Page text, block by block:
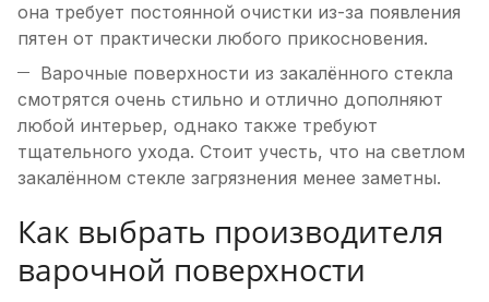
она требует постоянной очистки из-за появления
пятен от практически любого прикосновения.
Варочные поверхности из закалённого стекла
смотрятся очень стильно и отлично дополняют
любой интерьер, однако также требуют
тщательного ухода. Стоит учесть, что на светлом
закалённом стекле загрязнения менее заметны.
Как выбрать производителя
варочной поверхности